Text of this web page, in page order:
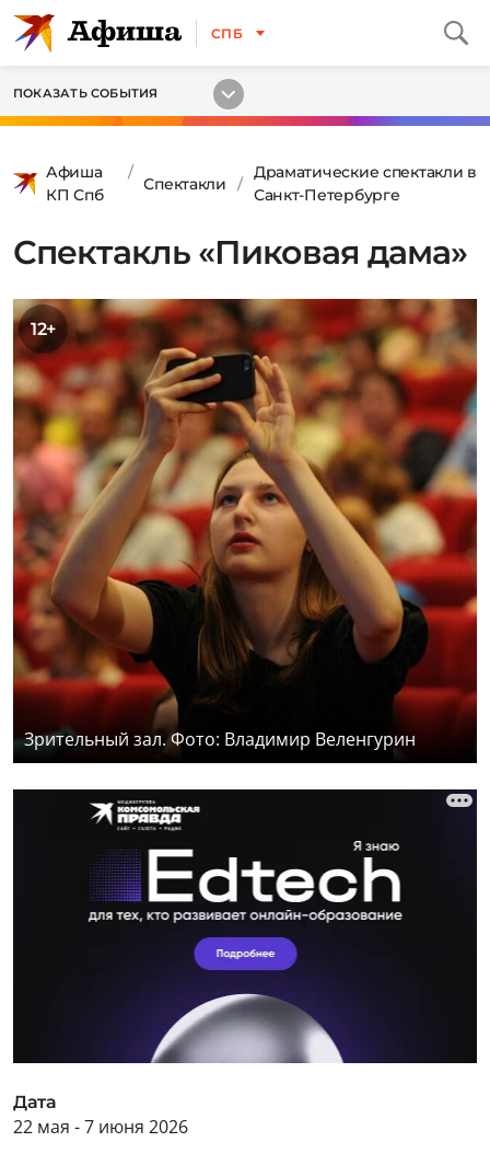
СПБ
ПОКАЗАТЬ СОБЫТИЯ
Афиша
КП Спб
Спектакли
Драматические спектакли в
Санкт-Петербурге
Спектакль «Пиковая дама»
12+
Зрительный зал. Фото: Владимир Веленгурин
Дата
22 мая - 7 июня 2026